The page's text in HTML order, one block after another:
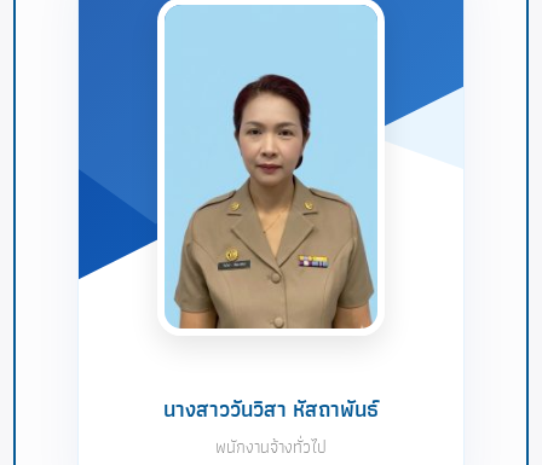
นางสาววันวิสา หัสถาพันธ์
พนักงานจ้างทั่วไป